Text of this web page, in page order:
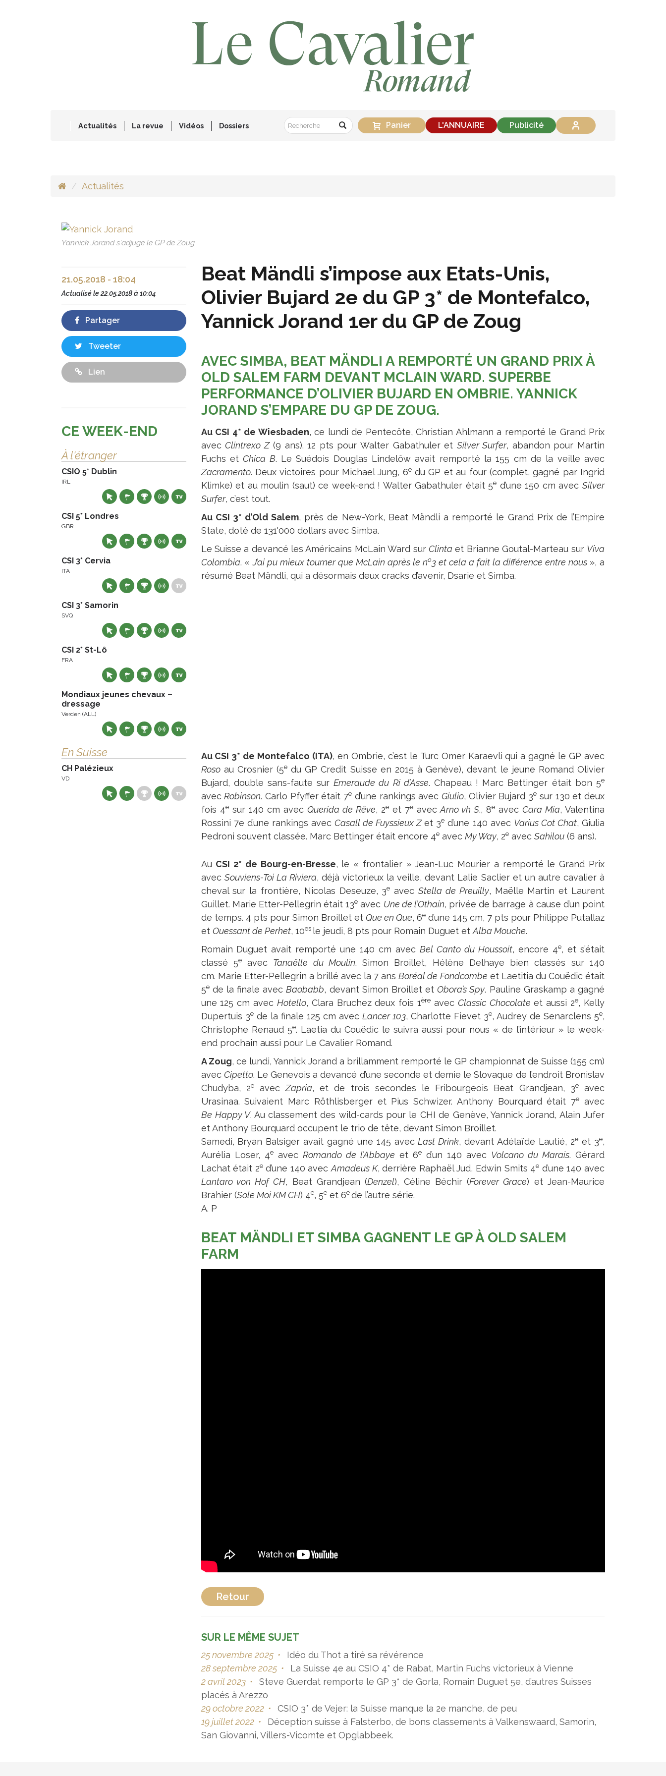
Actualités La revue Vidéos Dossiers Panier L'ANNUAIRE Publicité
Actualités
Yannick Jorand s'adjuge le GP de Zoug
Beat Mändli s’impose aux Etats-Unis,
Olivier Bujard 2e du GP 3* de Montefalco,
Yannick Jorand 1er du GP de Zoug
AVEC SIMBA, BEAT MÄNDLI A REMPORTÉ UN GRAND PRIX À
OLD SALEM FARM DEVANT MCLAIN WARD. SUPERBE
PERFORMANCE D’OLIVIER BUJARD EN OMBRIE. YANNICK
JORAND S’EMPARE DU GP DE ZOUG.
Au CSI 4* de Wiesbaden, ce lundi de Pentecôte, Christian Ahlmann a remporté le Grand Prix
avecClintrexo Z(9 ans). 12 pts pour Walter Gabathuler et Silver Surfer, abandon pour Martin
Fuchs etChica B. Le Suédois Douglas Lindelöw avait remporté la 155 cm de la veille avec
Zacramento. Deux victoires pour Michael Jung, 6edu GP et au four (complet, gagné par Ingrid
Klimke) et au moulin (saut) ce week-end ! Walter Gabathuler était 5e d’une 150 cm avec Silver
Surfer, c’est tout.
Au CSI 3* d’Old Salem, près de New-York, Beat Mändli a remporté le Grand Prix de l’Empire
State, doté de 131'000 dollars avec Simba.
Le Suisse a devancé les Américains McLain Ward surClinta et Brianne Goutal-Marteau sur Viva
Colombia. «J’ai pu mieux tourner que McLain après le no3 et cela a fait la différence entre nous », a
résumé Beat Mändli, qui a désormais deux cracks d’avenir, Dsarie et Simba.
Au CSI 3* de Montefalco (ITA), en Ombrie, c’est le Turc Omer Karaevli qui a gagné le GP avec
Rosoau Crosnier (5edu GP Credit Suisse en 2015 à Genève), devant le jeune Romand Olivier
Bujard, double sans-faute surEmeraude du Ri d’Asse. Chapeau ! Marc Bettinger était bon 5e
avecRobinson. Carlo Pfyffer était 7e d’une rankings avec Giulio, Olivier Bujard 3e sur 130 et deux
fois 4esur 140 cm avec Querida de Rêve, 2eet 7eavecArno vh S., 8eavecCara Mia, Valentina
Rossini 7e d’une rankings avec Casall de Fuyssieux Zet 3e d’une 140 avec Varius Cot Chat, Giulia
Pedroni souvent classée. Marc Bettinger était encore 4eavec My Way, 2eavec Sahilou(6 ans).
Au CSI 2* de Bourg-en-Bresse, le « frontalier » Jean-Luc Mourier a remporté le Grand Prix
avec Souviens-Toi La Riviera, déjà victorieux la veille, devant Lalie Saclier et un autre cavalier à
cheval sur la frontière, Nicolas Deseuze, 3e avecStella de Preuilly, Maëlle Martin et Laurent
Guillet. Marie Etter-Pellegrin était 13e avec Une de l’Othain, privée de barrage à cause d’un point
de temps. 4 pts pour Simon Broillet etQue en Que, 6e d’une 145 cm, 7 pts pour Philippe Putallaz
et Ouessant de Perhet, 10es le jeudi, 8 pts pour Romain Duguet etAlba Mouche.
Romain Duguet avait remporté une 140 cm avecBel Canto du Houssoit, encore 4e, et s’était
classé 5eavec Tanaëlle du Moulin. Simon Broillet, Hélène Delhaye bien classés sur 140
cm. Marie Etter-Pellegrin a brillé avec la 7 ansBoréal de Fondcombe et Laetitia du Couëdic était
5ede la finale avecBaobabb, devant Simon Broillet etObora’s Spy. Pauline Graskamp a gagné
une 125 cm avec Hotello, Clara Bruchez deux fois 1ère avec Classic Chocolate et aussi 2e, Kelly
Dupertuis 3ede la finale 125 cm avec Lancer 103, Charlotte Fievet 3e, Audrey de Senarclens 5e,
Christophe Renaud 5e. Laetia du Couëdic le suivra aussi pour nous « de l’intérieur » le week-
end prochain aussi pour Le Cavalier Romand.
A Zoug, ce lundi, Yannick Jorand a brillamment remporté le GP championnat de Suisse (155 cm)
avec Cipetto. Le Genevois a devancé d’une seconde et demie le Slovaque de l’endroit Bronislav
Chudyba, 2eavecZapria, et de trois secondes le Fribourgeois Beat Grandjean, 3eavec
Urasinaa. Suivaient Marc Röthlisberger et Pius Schwizer. Anthony Bourquard était 7e
avec
Be Happy V. Au classement des wild-cards pour le CHI de Genève, Yannick Jorand, Alain Jufer
et Anthony Bourquard occupent le trio de tête, devant Simon Broillet.
Samedi, Bryan Balsiger avait gagné une 145 avec Last Drink, devant Adélaïde Lautié, 2e et 3e,
Aurélia Loser, 4eavec Romando de l’Abbaye et 6ed’un 140 avec Volcano du Marais. Gérard
Lachat était 2ed’une 140 avecAmadeus K, derrière Raphaël Jud, Edwin Smits 4e d’une 140 avec
Lantaro von Hof CH, Beat Grandjean (Denzel), Céline Béchir (Forever Grace) et Jean-Maurice
Brahier (Sole Moi KM CH) 4e, 5eet 6ede l’autre série.
A. P
BEAT MÄNDLI ET SIMBA GAGNENT LE GP À OLD SALEM
FARM
Retour
SUR LE MÊME SUJET
25 novembre 2025 •
Idéo du Thot a tiré sa révérence
28 septembre 2025 •
La Suisse 4e au CSIO 4* de Rabat, Martin Fuchs victorieux à Vienne
2 avril 2023 •
Steve Guerdat remporte le GP 3* de Gorla, Romain Duguet 5e, d’autres Suisses
placés à Arezzo
29 octobre 2022 •
CSIO 3* de Vejer: la Suisse manque la 2e manche, de peu
19 juillet 2022 •
Déception suisse à Falsterbo, de bons classements à Valkenswaard, Samorin,
San Giovanni, Villers-Vicomte et Opglabbeek.
21.05.2018 - 18:04
Actualisé le22.05.2018 à 10:04
Partager
Tweeter
Lien
CE WEEK-END
À l'étranger
CSIO 5* Dublin
IRL
CSI 5* Londres
GBR
CSI 3* Cervia
ITA
CSI 3* Samorin
SVQ
CSI 2* St-Lô
FRA
Mondiaux jeunes chevaux –
dressage
Verden (ALL)
En Suisse
CH Palézieux
VD